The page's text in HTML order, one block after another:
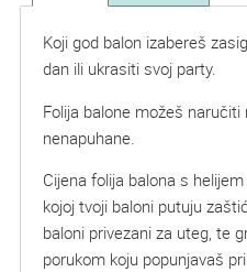
Koji god balon izabereš
dan ili ukrasiti svoj party.
Folija balone možeš naručiti
nenapuhane.
Cijena folija balona s
kojoj tvoji baloni putuju
baloni privezani za uteg, te
porukom koju popunjavaš